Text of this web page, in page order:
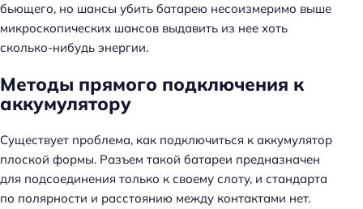
бьющего, но шансы убить батарею несоизмеримо выше
микроскопических шансов выдавить из нее хоть
сколько-нибудь энергии.
Методы прямого подключения к
аккумулятору
Существует проблема, как подключиться к аккумулятор
плоской формы. Разъем такой батареи предназначен
для подсоединения только к своему слоту, и стандарта
по полярности и расстоянию между контактами нет.